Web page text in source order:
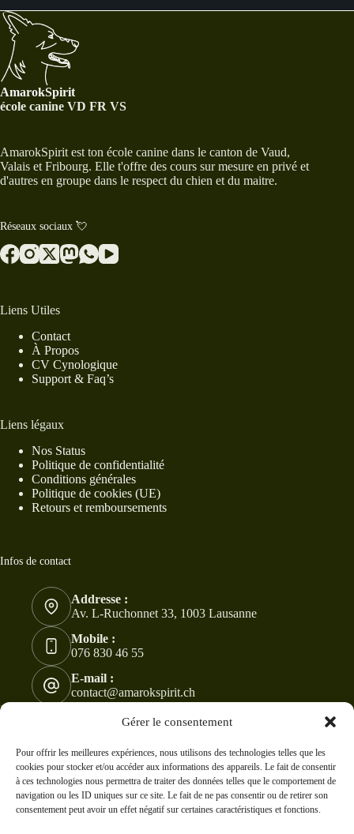
Gérer le consentement
Pour offrir les meilleures expériences, nous utilisons des technologies telles que les
cookies pour stocker et/ou accéder aux informations des appareils. Le fait de consentir
à ces technologies nous permettra de traiter des données telles que le comportement de
navigation ou les ID uniques sur ce site. Le fait de ne pas consentir ou de retirer son
consentement peut avoir un effet négatif sur certaines caractéristiques et fonctions.
AmarokSpirit
école canine VD FR VS
AmarokSpirit est ton école canine dans le canton de Vaud,
Valais et Fribourg. Elle t'offre des cours sur mesure en privé et
d'autres en groupe dans le respect du chien et du maitre.
Réseaux sociaux 💘
Liens Utiles
Contact
À Propos
CV Cynologique
Support & Faq’s
Liens légaux
Nos Status
Politique de confidentialité
Conditions générales
Politique de cookies (UE)
Retours et remboursements
Infos de contact
Addresse :
Av. L-Ruchonnet 33, 1003 Lausanne
Mobile :
076 830 46 55
E-mail :
contact@amarokspirit.ch
Copyright © 2024 -2026 - Tous droits réservés à
AmarokSpirit. Modifications et ventes sont interdites !